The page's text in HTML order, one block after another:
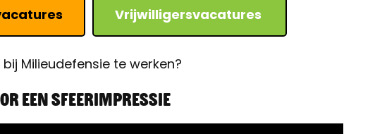
Vrijwilligersvacatures
Milieudefensie te werken?
een sfeerimpressie